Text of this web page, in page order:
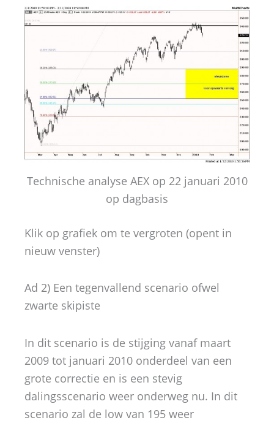
Technische analyse AEX op 22 januari 2010
op dagbasis
Klik op grafiek om te vergroten (opent in
nieuw venster)
Ad 2) Een tegenvallend scenario ofwel
zwarte skipiste
In dit scenario is de stijging vanaf maart
2009 tot januari 2010 onderdeel van een
grote correctie en is een stevig
dalingsscenario weer onderweg nu. In dit
scenario zal de low van 195 weer